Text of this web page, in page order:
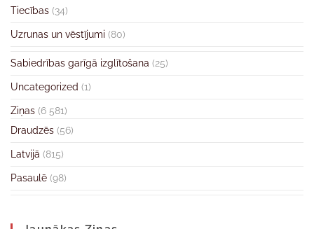
Tiecības (34)
Uzrunas un vēstījumi (80)
Sabiedrības garīgā izglītošana (25)
Uncategorized (1)
Ziņas (6 581)
Draudzēs (56)
Latvijā (815)
Pasaulē (98)